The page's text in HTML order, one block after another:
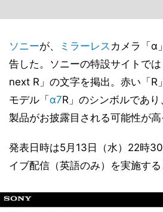
ソニーが、 ミラーレス カメラ「α
告した。ソニーの特設サイトで
next R」の文字を掲出。赤い「R
モデル「 α7R」のシンボルであ
製品がお披露目される可能性が高
発表日時は5月13日（水）22時
イブ配信（英語のみ）を実施する